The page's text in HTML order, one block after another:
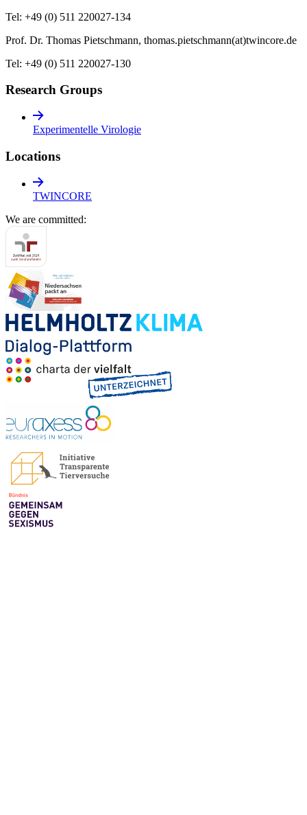
Tel: +49 (0) 511 220027-134
Prof. Dr. Thomas Pietschmann, thomas.pietschmann(at)twincore.de
Tel: +49 (0) 511 220027-130
Research Groups
Experimentelle Virologie
Locations
TWINCORE
We are committed: